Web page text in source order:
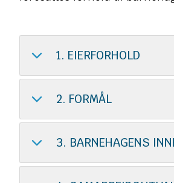
1. EIERFORHOLD
2. FORMÅL
3. BARNEHAGENS